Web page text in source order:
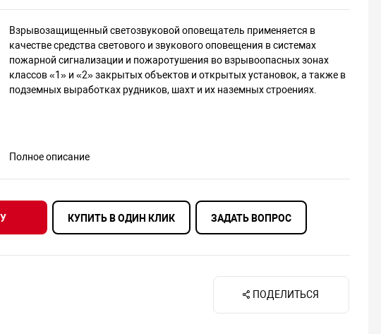
Взрывозащищенный светозвуковой оповещатель применяется в
качестве средства светового и звукового оповещения в системах
пожарной сигнализации и пожаротушения во взрывоопасных зонах
классов «1» и «2» закрытых объектов и открытых установок, а также в
подземных выработках рудников, шахт и их наземных строениях.
Полное описание
КУПИТЬ В ОДИН КЛИК ЗАДАТЬ ВОПРОС
ПОДЕЛИТЬСЯ